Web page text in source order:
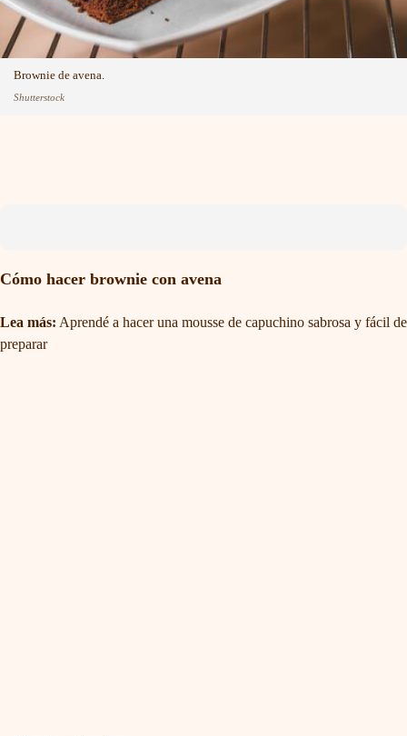
Brownie de avena.
Shutterstock
Cómo hacer brownie con avena
Lea más: Aprendé a hacer una mousse de capuchino sabrosa y fácil de
preparar